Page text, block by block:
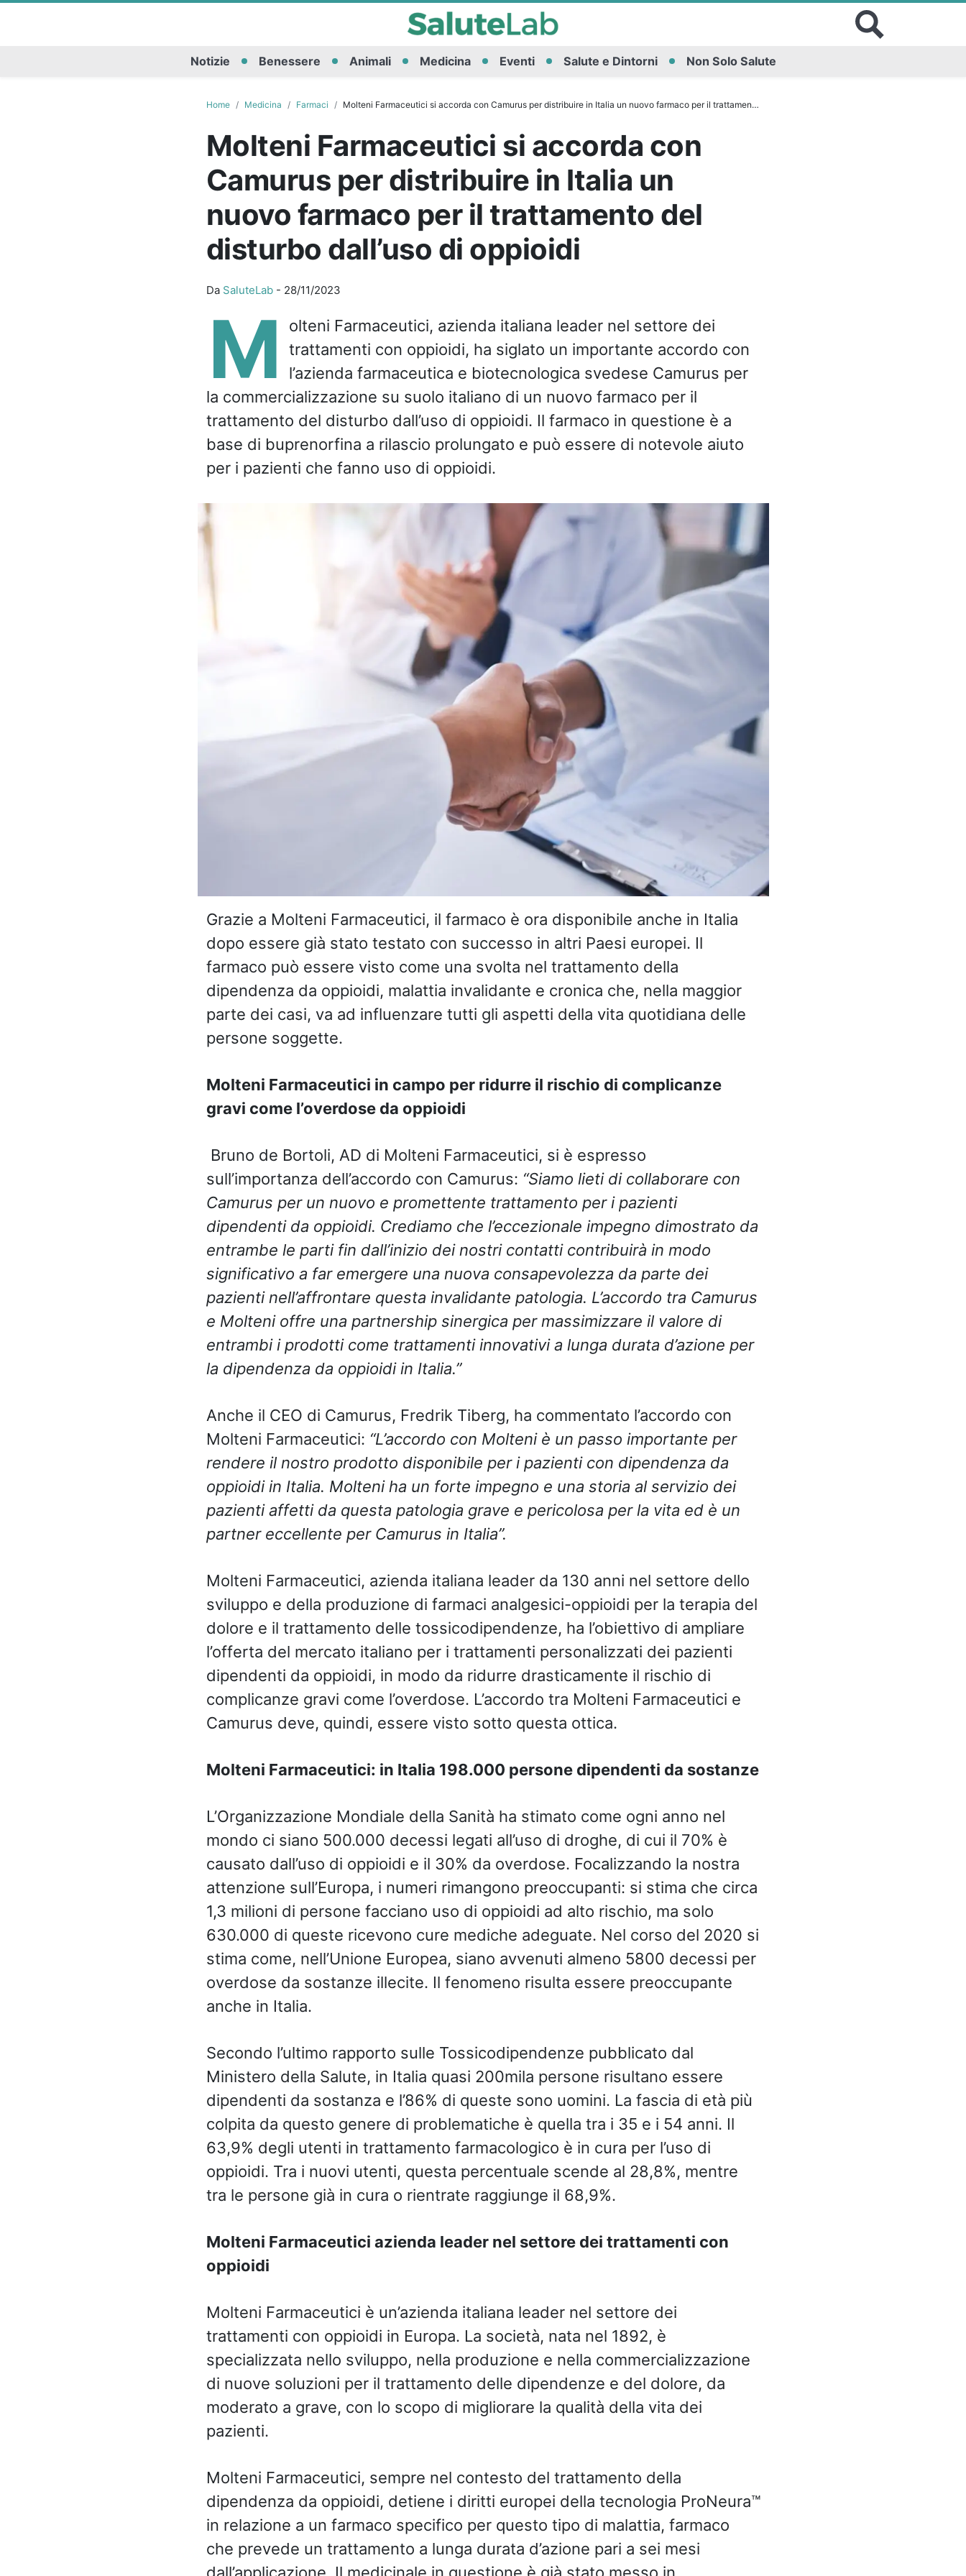
Notizie Benessere Animali Medicina Eventi Salute e Dintorni Non Solo Salute
Home Medicina Farmaci Molteni Farmaceutici si accorda con Camurus per distribuire in Italia un nuovo farmaco per il trattamento del disturbo dall’uso di oppioidi
Molteni Farmaceutici si accorda con
Camurus per distribuire in Italia un
nuovo farmaco per il trattamento del
disturbo dall’uso di oppioidi
Da SaluteLab- 28/11/2023
M
olteni Farmaceutici, azienda italiana leader nel settore dei
trattamenti con oppioidi, ha siglato un importante accordo con
l’azienda farmaceutica e biotecnologica svedese Camurus per
la commercializzazione su suolo italiano di un nuovo farmaco per il
trattamento del disturbo dall’uso di oppioidi. Il farmaco in questione è a
base di buprenorfina a rilascio prolungato e può essere di notevole aiuto
per i pazienti che fanno uso di oppioidi.
Grazie a Molteni Farmaceutici, il farmaco è ora disponibile anche in Italia
dopo essere già stato testato con successo in altri Paesi europei. Il
farmaco può essere visto come una svolta nel trattamento della
dipendenza da oppioidi, malattia invalidante e cronica che, nella maggior
parte dei casi, va ad influenzare tutti gli aspetti della vita quotidiana delle
persone soggette.
Molteni Farmaceutici in campo per ridurre il rischio di complicanze
gravi come l’overdose da oppioidi
Bruno de Bortoli, AD di Molteni Farmaceutici, si è espresso
sull’importanza dell’accordo con Camurus: “Siamo lieti di collaborare con
Camurus per un nuovo e promettente trattamento per i pazienti
dipendenti da oppioidi. Crediamo che l’eccezionale impegno dimostrato da
entrambe le parti fin dall’inizio dei nostri contatti contribuirà in modo
significativo a far emergere una nuova consapevolezza da parte dei
pazienti nell’affrontare questa invalidante patologia. L’accordo tra Camurus
e Molteni offre una partnership sinergica per massimizzare il valore di
entrambi i prodotti come trattamenti innovativi a lunga durata d’azione per
la dipendenza da oppioidi in Italia.”
Anche il CEO di Camurus, Fredrik Tiberg, ha commentato l’accordo con
Molteni Farmaceutici: “L’accordo con Molteni è un passo importante per
rendere il nostro prodotto disponibile per i pazienti con dipendenza da
oppioidi in Italia. Molteni ha un forte impegno e una storia al servizio dei
pazienti affetti da questa patologia grave e pericolosa per la vita ed è un
partner eccellente per Camurus in Italia”.
Molteni Farmaceutici, azienda italiana leader da 130 anni nel settore dello
sviluppo e della produzione di farmaci analgesici-oppioidi per la terapia del
dolore e il trattamento delle tossicodipendenze, ha l’obiettivo di ampliare
l’offerta del mercato italiano per i trattamenti personalizzati dei pazienti
dipendenti da oppioidi, in modo da ridurre drasticamente il rischio di
complicanze gravi come l’overdose. L’accordo tra Molteni Farmaceutici e
Camurus deve, quindi, essere visto sotto questa ottica.
Molteni Farmaceutici: in Italia 198.000 persone dipendenti da sostanze
L’Organizzazione Mondiale della Sanità ha stimato come ogni anno nel
mondo ci siano 500.000 decessi legati all’uso di droghe, di cui il 70% è
causato dall’uso di oppioidi e il 30% da overdose. Focalizzando la nostra
attenzione sull’Europa, i numeri rimangono preoccupanti: si stima che circa
1,3 milioni di persone facciano uso di oppioidi ad alto rischio, ma solo
630.000 di queste ricevono cure mediche adeguate. Nel corso del 2020 si
stima come, nell’Unione Europea, siano avvenuti almeno 5800 decessi per
overdose da sostanze illecite. Il fenomeno risulta essere preoccupante
anche in Italia.
Secondo l’ultimo rapporto sulle Tossicodipendenze pubblicato dal
Ministero della Salute, in Italia quasi 200mila persone risultano essere
dipendenti da sostanza e l’86% di queste sono uomini. La fascia di età più
colpita da questo genere di problematiche è quella tra i 35 e i 54 anni. Il
63,9% degli utenti in trattamento farmacologico è in cura per l’uso di
oppioidi. Tra i nuovi utenti, questa percentuale scende al 28,8%, mentre
tra le persone già in cura o rientrate raggiunge il 68,9%.
Molteni Farmaceutici azienda leader nel settore dei trattamenti con
oppioidi
Molteni Farmaceutici è un’azienda italiana leader nel settore dei
trattamenti con oppioidi in Europa. La società, nata nel 1892, è
specializzata nello sviluppo, nella produzione e nella commercializzazione
di nuove soluzioni per il trattamento delle dipendenze e del dolore, da
moderato a grave, con lo scopo di migliorare la qualità della vita dei
pazienti.
Molteni Farmaceutici, sempre nel contesto del trattamento della
dipendenza da oppioidi, detiene i diritti europei della tecnologia ProNeura™
in relazione a un farmaco specifico per questo tipo di malattia, farmaco
che prevede un trattamento a lunga durata d’azione pari a sei mesi